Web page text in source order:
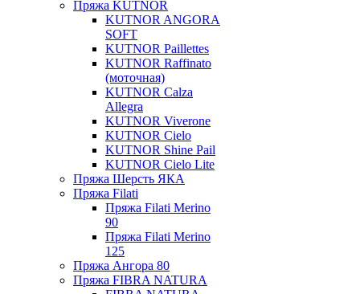
Пряжа KUTNOR
KUTNOR ANGORA
SOFT
KUTNOR Paillettes
KUTNOR Raffinato
(моточная)
KUTNOR Calza
Allegra
KUTNOR Viverone
KUTNOR Cielo
KUTNOR Shine Pail
KUTNOR Cielo Lite
Пряжа Шерсть ЯКА
Пряжа Filati
Пряжа Filati Merino
90
Пряжа Filati Merino
125
Пряжа Ангора 80
Пряжа FIBRA NATURA